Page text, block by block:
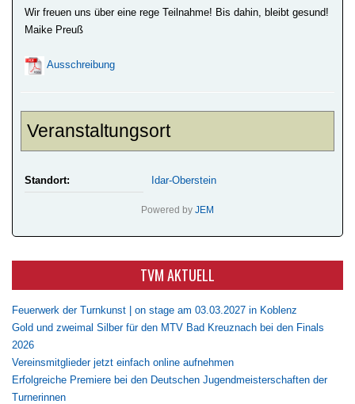
Wir freuen uns über eine rege Teilnahme! Bis dahin, bleibt gesund!
Maike Preuß
Ausschreibung
Veranstaltungsort
Standort: Idar-Oberstein
Powered by JEM
TVM AKTUELL
Feuerwerk der Turnkunst | on stage am 03.03.2027 in Koblenz
Gold und zweimal Silber für den MTV Bad Kreuznach bei den Finals
2026
Vereinsmitglieder jetzt einfach online aufnehmen
Erfolgreiche Premiere bei den Deutschen Jugendmeisterschaften der
Turnerinnen